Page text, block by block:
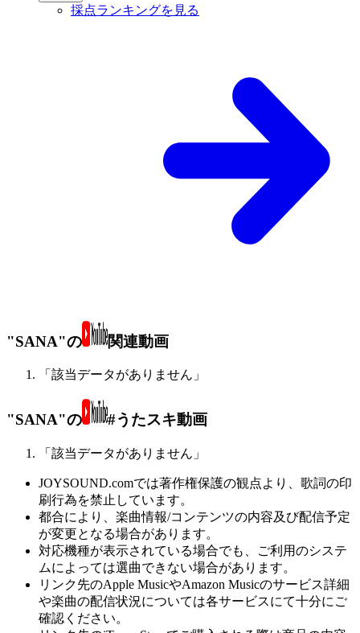
採点ランキングを見る
"SANA"の 関連動画
「該当データがありません」
"SANA"の #うたスキ動画
「該当データがありません」
JOYSOUND.comでは著作権保護の観点より、歌詞の印
刷行為を禁止しています。
都合により、楽曲情報/コンテンツの内容及び配信予定
が変更となる場合があります。
対応機種が表示されている場合でも、ご利用のシステ
ムによっては選曲できない場合があります。
リンク先のApple MusicやAmazon Musicのサービス詳細
や楽曲の配信状況については各サービスにて十分にご
確認ください。